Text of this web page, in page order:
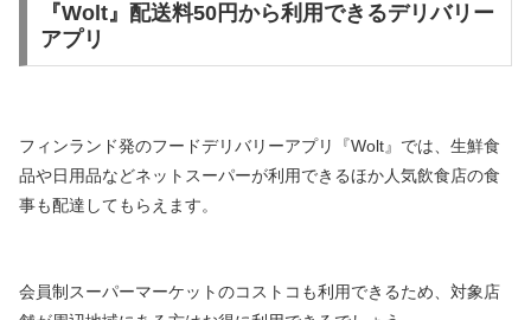
『Wolt』配送料50円から利用できるデリバリー
アプリ
フィンランド発のフードデリバリーアプリ『Wolt』では、生鮮食
品や日用品などネットスーパーが利用できるほか人気飲食店の食
事も配達してもらえます。
会員制スーパーマーケットのコストコも利用できるため、対象店